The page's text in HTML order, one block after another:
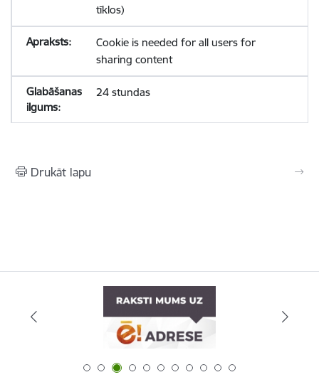
tīklos)
Cookie is needed for all users for
sharing content
24 stundas
Drukāt lapu